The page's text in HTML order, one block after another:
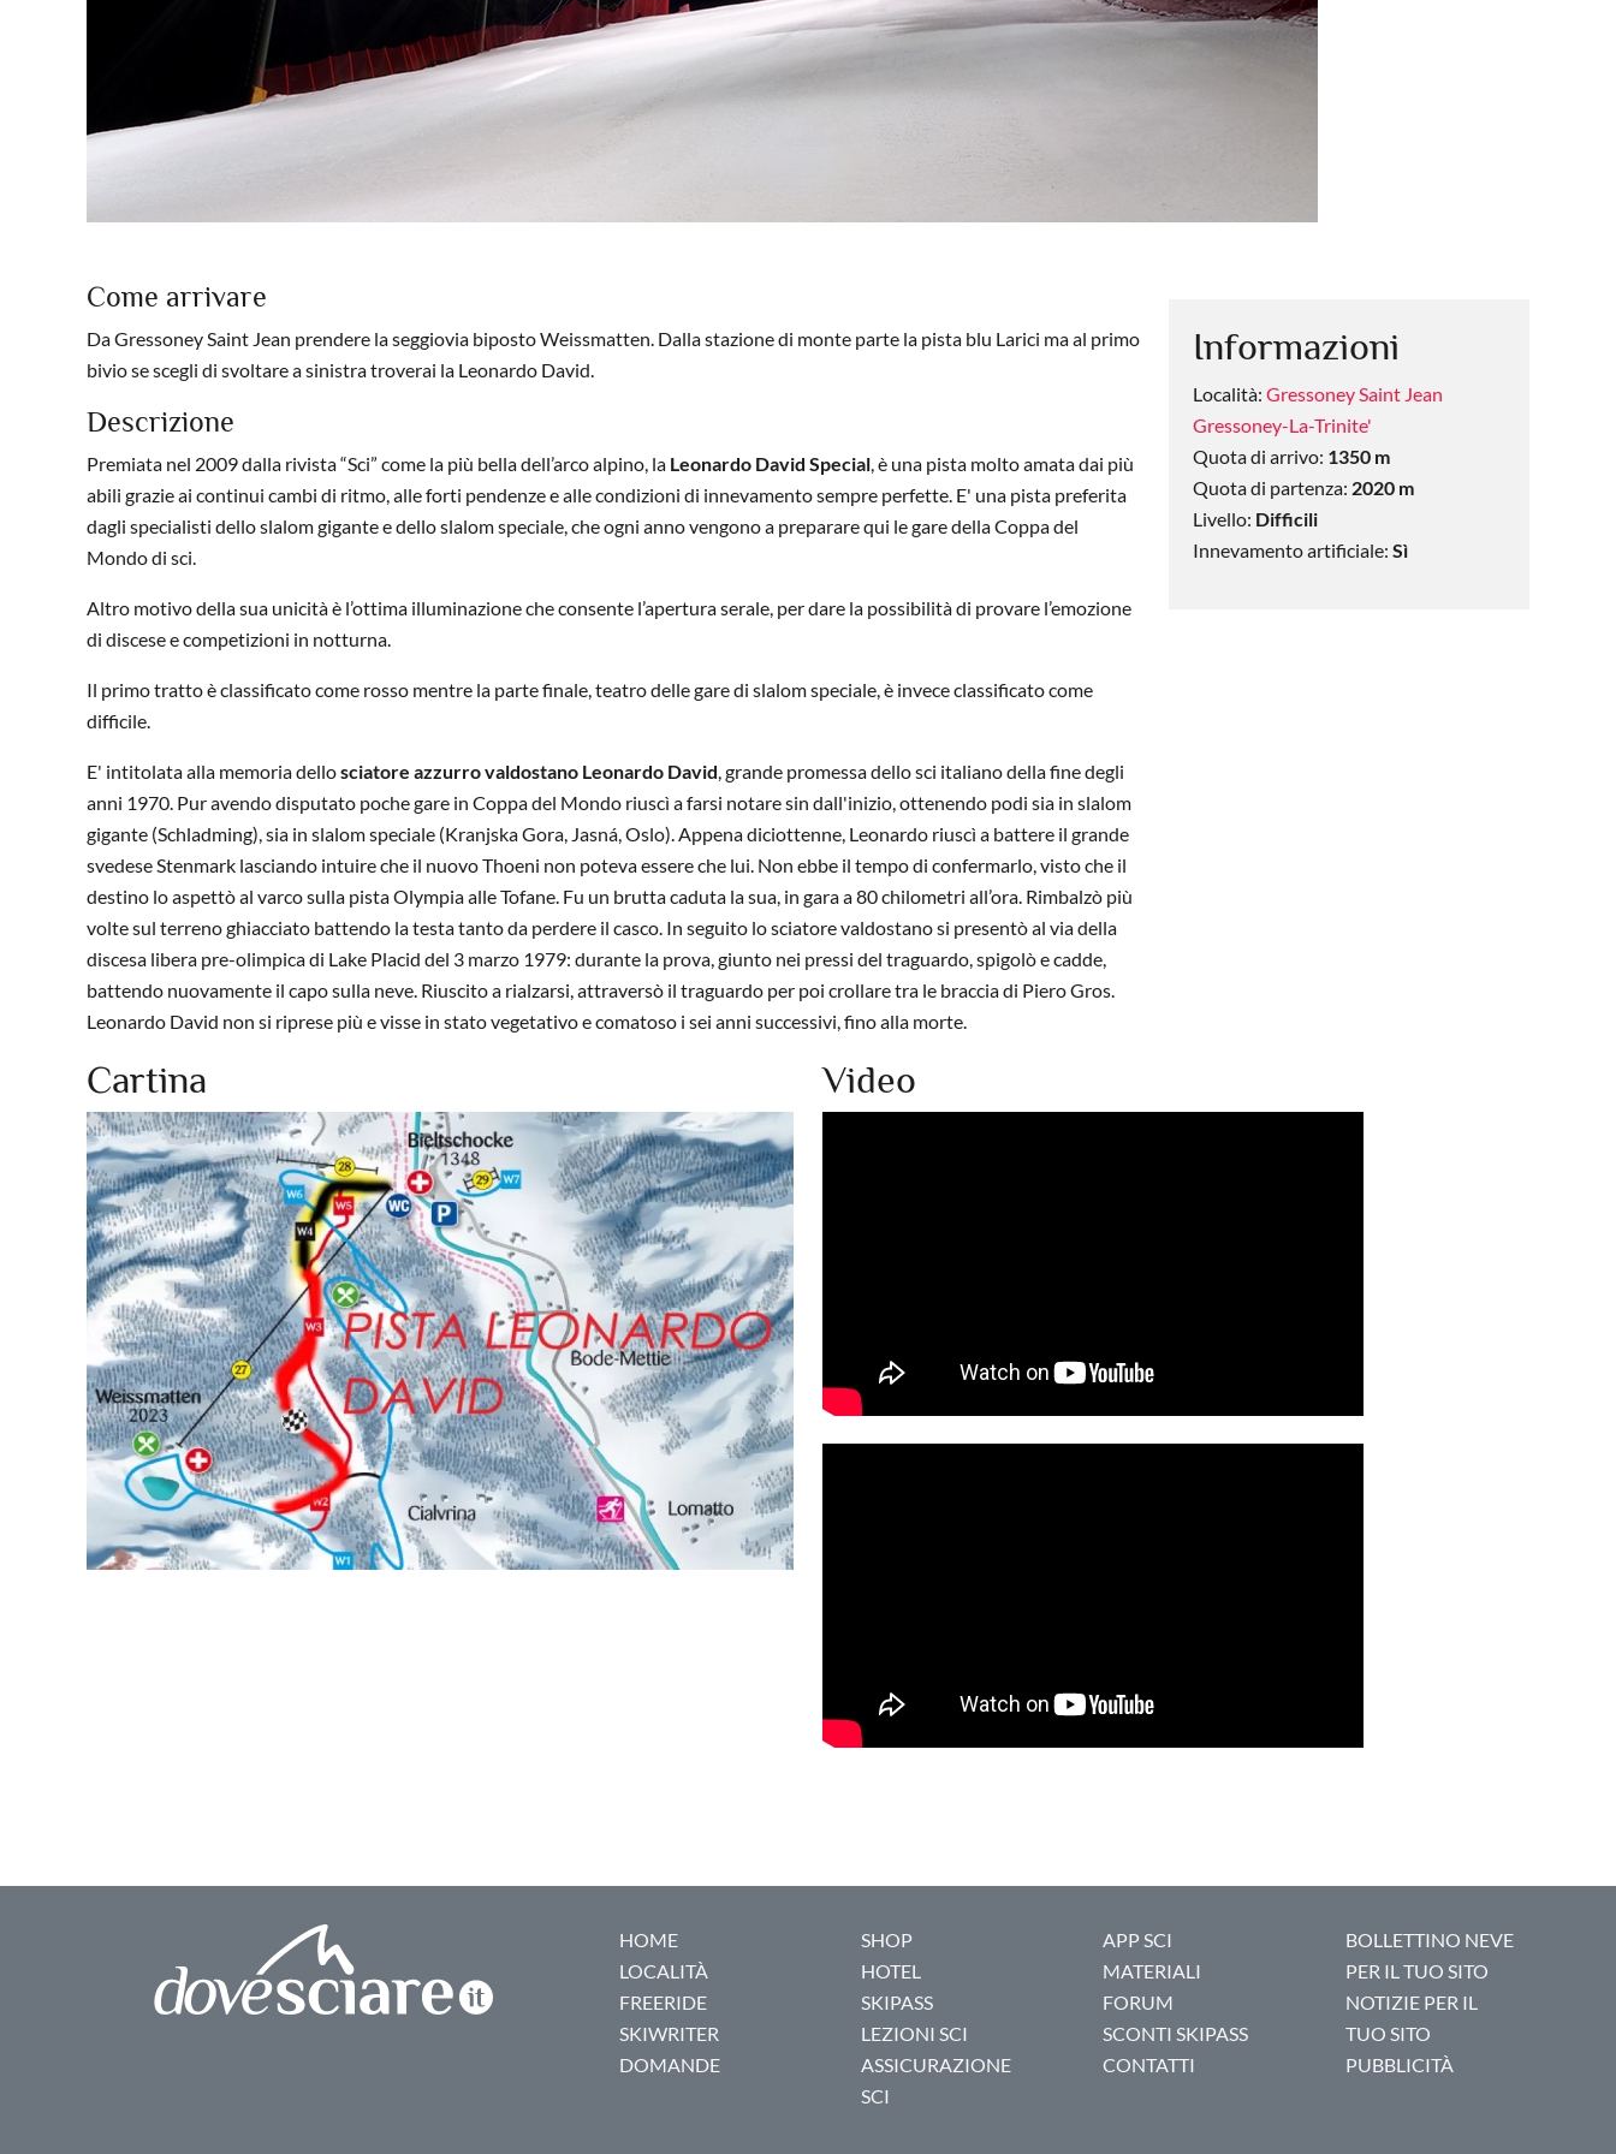
Come arrivare
Da Gressoney Saint Jean prendere la seggiovia biposto Weissmatten. Dalla stazione di monte parte la pista blu Larici ma al primo
bivio se scegli di svoltare a sinistra troverai la Leonardo David.
Descrizione
Premiata nel 2009 dalla rivista “Sci” come la più bella dell’arco alpino, la Leonardo David Special, è una pista molto amata dai più
abili grazie ai continui cambi di ritmo, alle forti pendenze e alle condizioni di innevamento sempre perfette. E' una pista preferita
dagli specialisti dello slalom gigante e dello slalom speciale, che ogni anno vengono a preparare qui le gare della Coppa del
Mondo di sci.
Altro motivo della sua unicità è l’ottima illuminazione che consente l’apertura serale, per dare la possibilità di provare l’emozione
di discese e competizioni in notturna.
Il primo tratto è classificato come rosso mentre la parte finale, teatro delle gare di slalom speciale, è invece classificato come
difficile.
E' intitolata alla memoria dellosciatore azzurro valdostano Leonardo David, grande promessa dello sci italiano della fine degli
anni 1970. Pur avendo disputato poche gare in Coppa del Mondo riuscì a farsi notare sin dall'inizio, ottenendo podi sia in slalom
gigante (Schladming), sia in slalom speciale (Kranjska Gora, Jasná, Oslo). Appena diciottenne, Leonardo riuscì a battere il grande
svedese Stenmark lasciando intuire che il nuovo Thoeni non poteva essere che lui. Non ebbe il tempo di confermarlo, visto che il
destino lo aspettò al varco sulla pista Olympia alle Tofane. Fu un brutta caduta la sua, in gara a 80 chilometri all’ora. Rimbalzò più
volte sul terreno ghiacciato battendo la testa tanto da perdere il casco. In seguito lo sciatore valdostano si presentò al via della
discesa libera pre-olimpica di Lake Placid del 3 marzo 1979: durante la prova, giunto nei pressi del traguardo, spigolò e cadde,
battendo nuovamente il capo sulla neve. Riuscito a rialzarsi, attraversò il traguardo per poi crollare tra le braccia di Piero Gros.
Leonardo David non si riprese più e visse in stato vegetativo e comatoso i sei anni successivi, fino alla morte.
Informazioni
Località: Gressoney Saint Jean
Gressoney-La-Trinite'
Quota di arrivo: 1350 m
Quota di partenza: 2020 m
Livello: Difficili
Innevamento artificiale: Sì
Cartina Video
HOME
LOCALITÀ
FREERIDE
SKIWRITER
DOMANDE
SHOP
HOTEL
SKIPASS
LEZIONI SCI
ASSICURAZIONE
SCI
APP SCI
MATERIALI
FORUM
SCONTI SKIPASS
CONTATTI
BOLLETTINO NEVE
PER IL TUO SITO
NOTIZIE PER IL
TUO SITO
PUBBLICITÀ